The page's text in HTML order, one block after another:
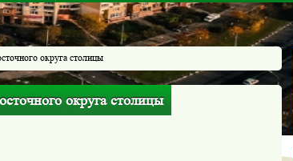
округа столицы
округа столицы